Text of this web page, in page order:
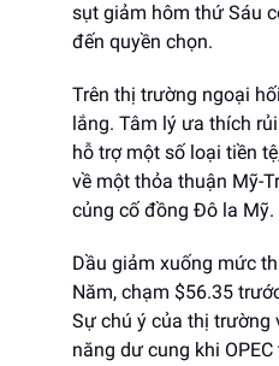
sụt giảm hôm thứ Sáu
đến quyền chọn.
Trên thị trường ngoại
lắng. Tâm lý ưa thích
hỗ trợ một số loại tiền
về một thỏa thuận Mỹ-
củng cố đồng Đô la Mỹ.
Dầu giảm xuống mức
Năm, chạm $56.35
Sự chú ý của thị trường
năng dư cung khi